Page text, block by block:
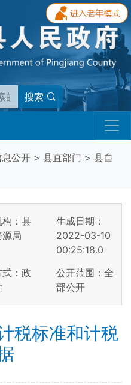
搜索
公开 > 县直部门 > 县自
：县
源局
生成日期：
2022-03-10
00:25:18.0
：政
公开范围：全
部公开
税标准和计税